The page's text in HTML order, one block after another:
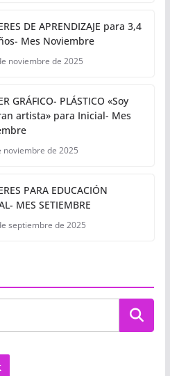
DE APRENDIZAJE para 3,4
Mes Noviembre
noviembre de 2025
GRÁFICO- PLÁSTICO «Soy
artista» para Inicial- Mes
noviembre de 2025
PARA EDUCACIÓN
MES SETIEMBRE
septiembre de 2025